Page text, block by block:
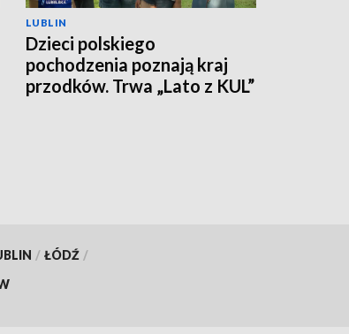
LUBLIN
Dzieci polskiego
pochodzenia poznają kraj
przodków. Trwa „Lato z KUL”
/ ŁÓDŹ /